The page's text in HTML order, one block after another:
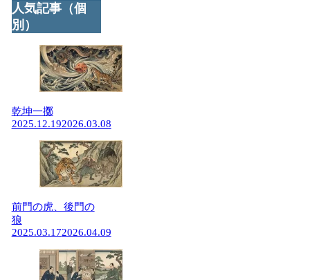
人気記事（個
別）
乾坤一擲
2025.12.192026.03.08
前門の虎、後門の
狼
2025.03.172026.04.09